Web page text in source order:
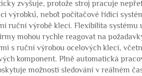
zvyšuje, protože stroj pracuje
výrobků, neboť počítačové řídicí
ruční výrobě klecí. Flexibilita systému
mohou rychle reagovat na
s ruční výrobou ocelových klecí,
komponent. Plně automatická
možnosti sledování v reálném